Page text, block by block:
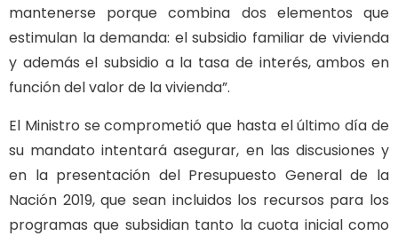
mantenerse porque combina dos elementos que
estimulan la demanda: el subsidio familiar de vivienda
y además el subsidio a la tasa de interés, ambos en
función del valor de la vivienda”.
El Ministro se comprometió que hasta el último día de
su mandato intentará asegurar, en las discusiones y
en la presentación del Presupuesto General de la
Nación 2019, que sean incluidos los recursos para los
programas que subsidian tanto la cuota inicial como